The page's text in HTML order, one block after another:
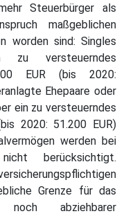
Steuerbürger als
maßgeblichen
worden sind: Singles
versteuerndes
EUR (bis 2020:
Ehepaare oder
ein zu versteuerndes
2020: 51.200 EUR)
werden bei
berücksichtigt.
Grenze für das
noch abziehbarer